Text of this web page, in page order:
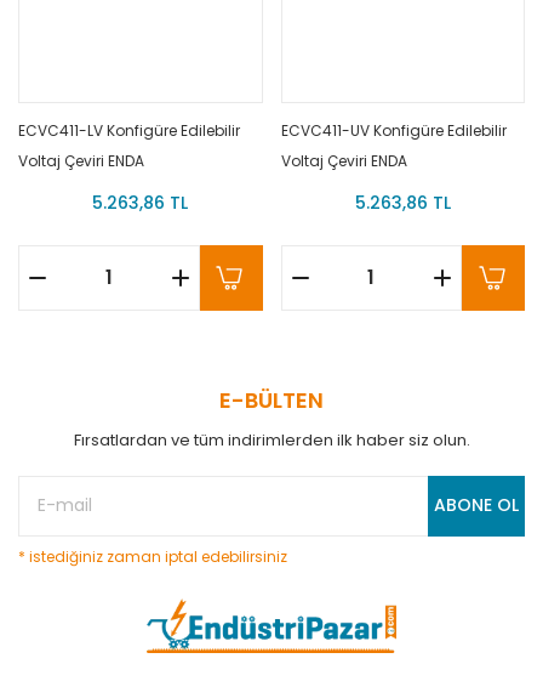
ECVC411-LV Konfigüre Edilebilir
Voltaj Çeviri ENDA
5.263,86 TL
ECVC411-UV Konfigüre Edilebilir
Voltaj Çeviri ENDA
5.263,86 TL
E-BÜLTEN
Fırsatlardan ve tüm indirimlerden ilk haber siz olun.
ABONE OL
* istediğiniz zaman iptal edebilirsiniz